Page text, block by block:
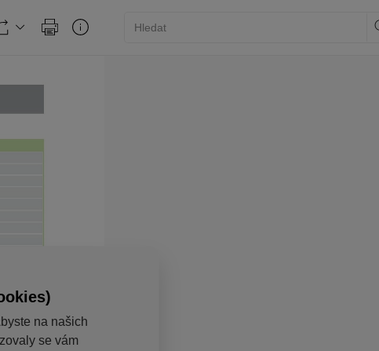
na našich
se vám